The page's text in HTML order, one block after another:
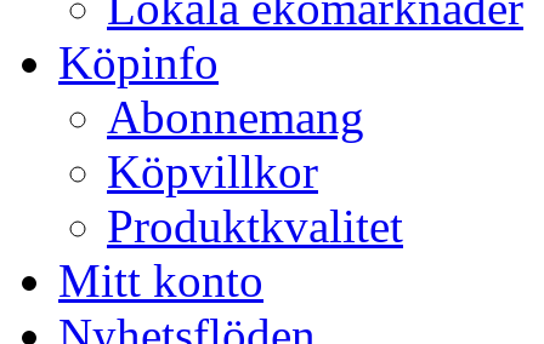
Köpinfo
Abonnemang
Köpvillkor
Produktkvalitet
Mitt konto